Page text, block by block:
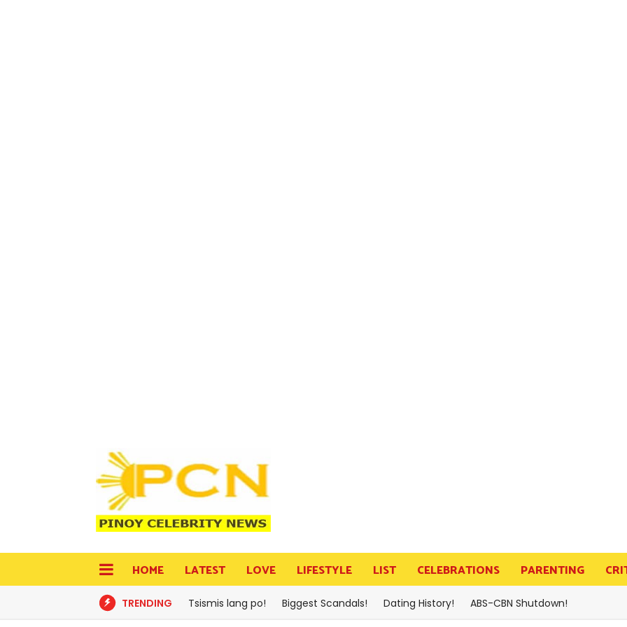
HOME LATEST LOVE LIFESTYLE LIST CELEBRATIONS PARENTING
TRENDING Tsismis lang po! Biggest Scandals! Dating History! ABS-CBN Shutdown!